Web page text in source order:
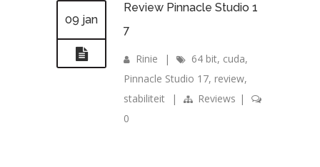
09 jan
Review Pinnacle Studio 1
7
Rinie | 64 bit, cuda,
Pinnacle Studio 17, review,
stabiliteit
| Reviews |
0